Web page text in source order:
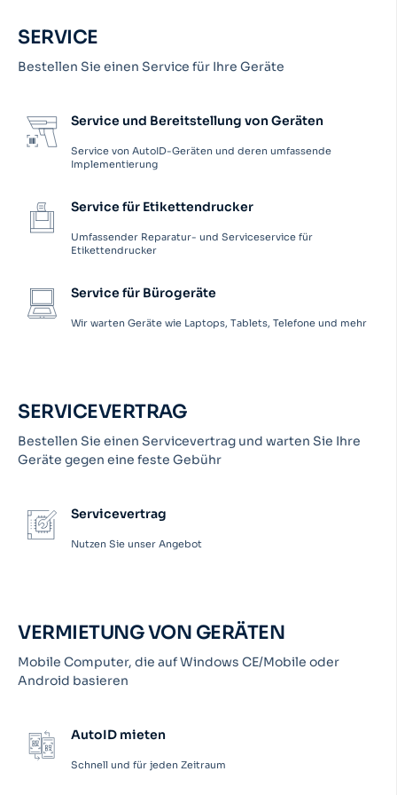
SERVICE
Bestellen Sie einen Service für Ihre Geräte
Service und Bereitstellung von Geräten
Service von AutoID-Geräten und deren umfassende
Implementierung
Service für Etikettendrucker
Umfassender Reparatur- und Serviceservice für
Etikettendrucker
Service für Bürogeräte
Wir warten Geräte wie Laptops, Tablets, Telefone und mehr
SERVICEVERTRAG
Bestellen Sie einen Servicevertrag und warten Sie Ihre
Geräte gegen eine feste Gebühr
Servicevertrag
Nutzen Sie unser Angebot
VERMIETUNG VON GERÄTEN
Mobile Computer, die auf Windows CE/Mobile oder
Android basieren
AutoID mieten
Schnell und für jeden Zeitraum